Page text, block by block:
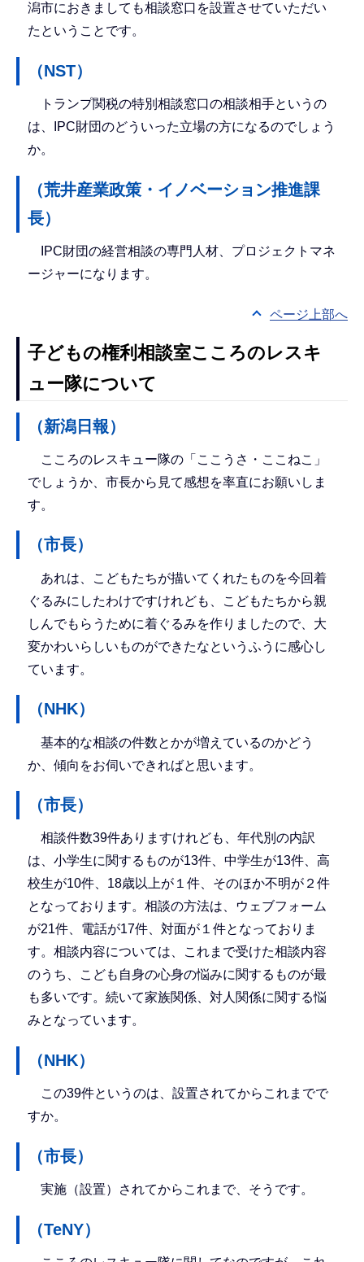
潟市におきましても相談窓口を設置させていただい
たということです。
（NST）
トランプ関税の特別相談窓口の相談相手というの
は、IPC財団のどういった立場の方になるのでしょう
か。
（荒井産業政策・イノベーション推進課
長）
IPC財団の経営相談の専門人材、プロジェクトマネ
ージャーになります。
ページ上部へ
子どもの権利相談室こころのレスキ
ュー隊について
（新潟日報）
こころのレスキュー隊の「ここうさ・ここねこ」
でしょうか、市長から見て感想を率直にお願いしま
す。
（市長）
あれは、こどもたちが描いてくれたものを今回着
ぐるみにしたわけですけれども、こどもたちから親
しんでもらうために着ぐるみを作りましたので、大
変かわいらしいものができたなというふうに感心し
ています。
（NHK）
基本的な相談の件数とかが増えているのかどう
か、傾向をお伺いできればと思います。
（市長）
相談件数39件ありますけれども、年代別の内訳
は、小学生に関するものが13件、中学生が13件、高
校生が10件、18歳以上が１件、そのほか不明が２件
となっております。相談の方法は、ウェブフォーム
が21件、電話が17件、対面が１件となっておりま
す。相談内容については、これまで受けた相談内容
のうち、こども自身の心身の悩みに関するものが最
も多いです。続いて家族関係、対人関係に関する悩
みとなっています。
（NHK）
この39件というのは、設置されてからこれまでで
すか。
（市長）
実施（設置）されてからこれまで、そうです。
（TeNY）